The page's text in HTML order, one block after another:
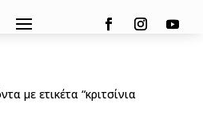
με ετικέτα “κριτσίνια